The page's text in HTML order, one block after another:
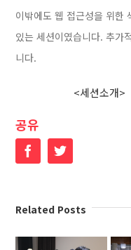
이밖에도 웹 접근성을 위한
있는 세션이였습니다. 추가
니다.
<세션소개>
공유
FacebookTwitter
Related Posts